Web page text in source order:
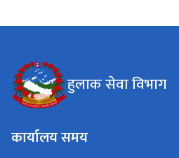
हुलाक सेवा विभाग
कार्यालय समय